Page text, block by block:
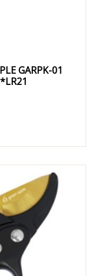
GARPK-01